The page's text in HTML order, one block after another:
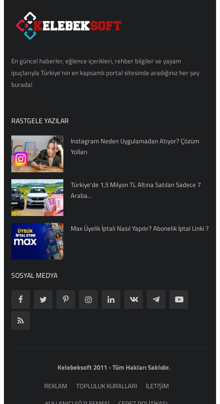
En güncel haberler, eğlence içerikleri, rehber bilgiler ve yaşam
ipuçlarıyla Türkiye'nin en kapsamlı portal sitesinde aradığınız her şey
burada!
RASTGELE YAZILAR
Instagram Neden Uygulamadan Atıyor? Çözüm
Yolları
Türkiye'de 1,5 Milyon TL Altına Satılan Sadece 7
Araba...
Max Üyelik İptali Nasıl Yapılır? Abonelik İptal Linki ?
SOSYAL MEDYA
Kelebeksoft 2011 - Tüm Hakları Saklıdır.
REKLAM
TOPLULUK KURALLARI
İLETİŞİM